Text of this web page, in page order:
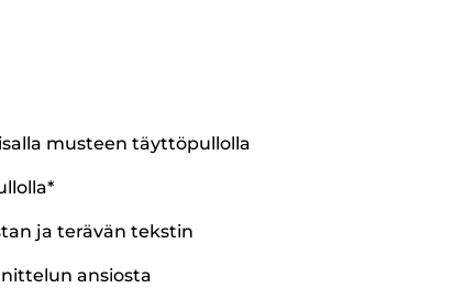
musteen täyttöpullolla
ja terävän tekstin
ansiosta